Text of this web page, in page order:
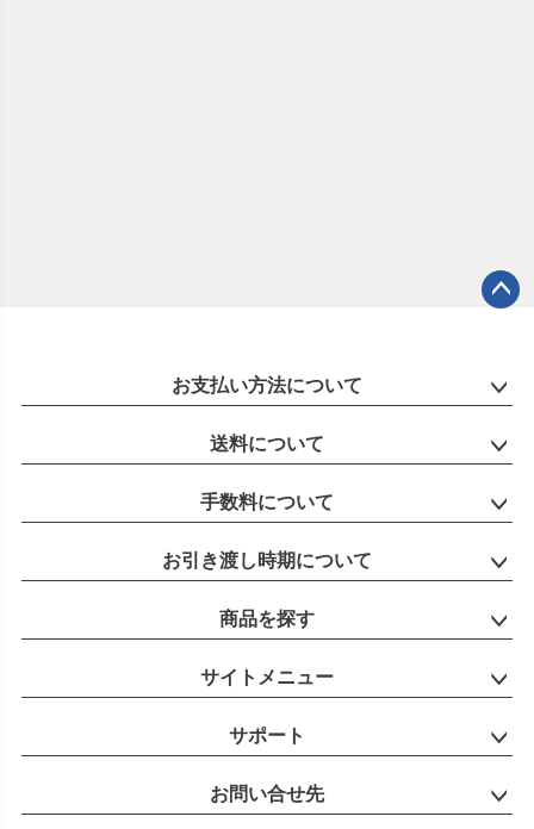
へ
お支払い方法について
送料について
手数料について
お引き渡し時期について
商品を探す
サイトメニュー
サポート
お問い合せ先